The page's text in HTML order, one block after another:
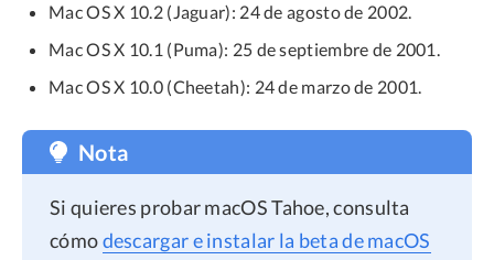
Mac OS X 10.2 (Jaguar): 24 de agosto de 2002.
Mac OS X 10.1 (Puma): 25 de septiembre de 2001.
Mac OS X 10.0 (Cheetah): 24 de marzo de 2001.
Nota
Si quieres probar macOS Tahoe, consulta
cómodescargar e instalar la beta de macOS